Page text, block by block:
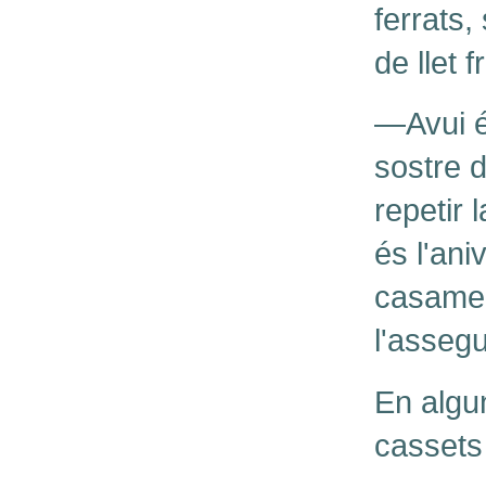
ferrats,
de llet
—Avui
sostre
repetir
és
En